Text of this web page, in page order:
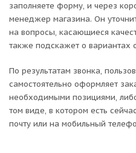
заполняете форму, и через
менеджер магазина. Он
на вопросы, касающиеся
также подскажет о вариантах
По результатам звонка,
самостоятельно оформляет
необходимыми позициями,
том виде, в котором есть
почту или на мобильный